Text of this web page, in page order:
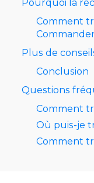
Pourquoi la
Comment
Plus de
Conclusion
Questions
Comment
Où puis-je
Comment